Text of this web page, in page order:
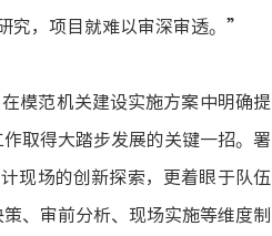
，项目就难以审深审透。”
模范机关建设实施方案中明确提
取得大踏步发展的关键一招。署
现场的创新探索，更着眼于队伍
、审前分析、现场实施等维度制